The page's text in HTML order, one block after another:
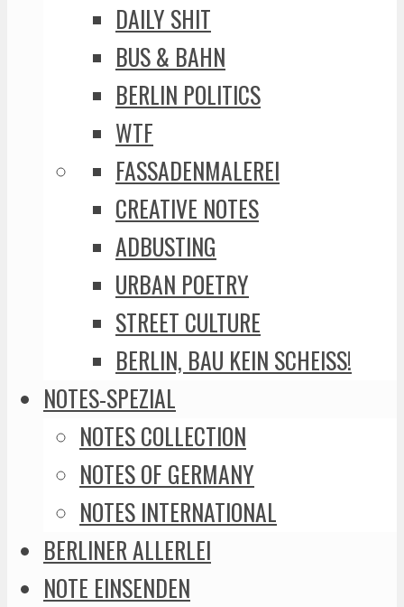
DAILY SHIT
BUS & BAHN
BERLIN POLITICS
WTF
FASSADENMALEREI
CREATIVE NOTES
ADBUSTING
URBAN POETRY
STREET CULTURE
BERLIN, BAU KEIN SCHEISS!
NOTES-SPEZIAL
NOTES COLLECTION
NOTES OF GERMANY
NOTES INTERNATIONAL
BERLINER ALLERLEI
NOTE EINSENDEN